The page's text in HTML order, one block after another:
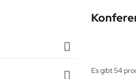

 Es gibt 54